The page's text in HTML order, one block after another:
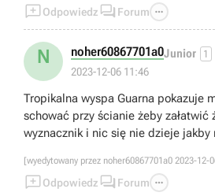
Odpowiedz  Forum 
N noher60867701a0Junior 1
2023-12-06 11:46
Tropikalna wyspa Guarna pokazuje mi że mam się
schować przy ścianie żeby załatwić
wyznacznik i nic się nie dzieje jakby
[wyedytowany przez noher60867701a0 2023-12-
Odpowiedz  Forum 